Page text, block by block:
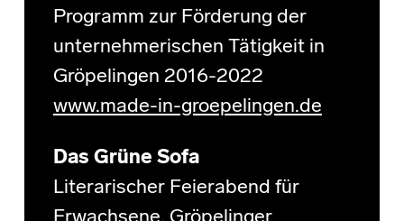
Programm zur Förderung der
unternehmerischen Tätigkeit in
Gröpelingen 2016-2022
www.made-in-groepelingen.de
Das Grüne Sofa
Literarischer Feierabend für